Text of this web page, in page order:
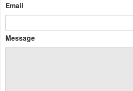
Email
Message